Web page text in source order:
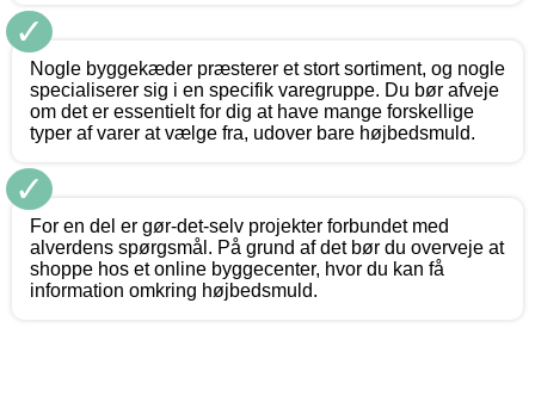
✓
Nogle byggekæder præsterer et stort sortiment, og nogle
specialiserer sig i en specifik varegruppe. Du bør afveje
om det er essentielt for dig at have mange forskellige
typer af varer at vælge fra, udover bare højbedsmuld.
✓
For en del er gør-det-selv projekter forbundet med
alverdens spørgsmål. På grund af det bør du overveje at
shoppe hos et online byggecenter, hvor du kan få
information omkring højbedsmuld.